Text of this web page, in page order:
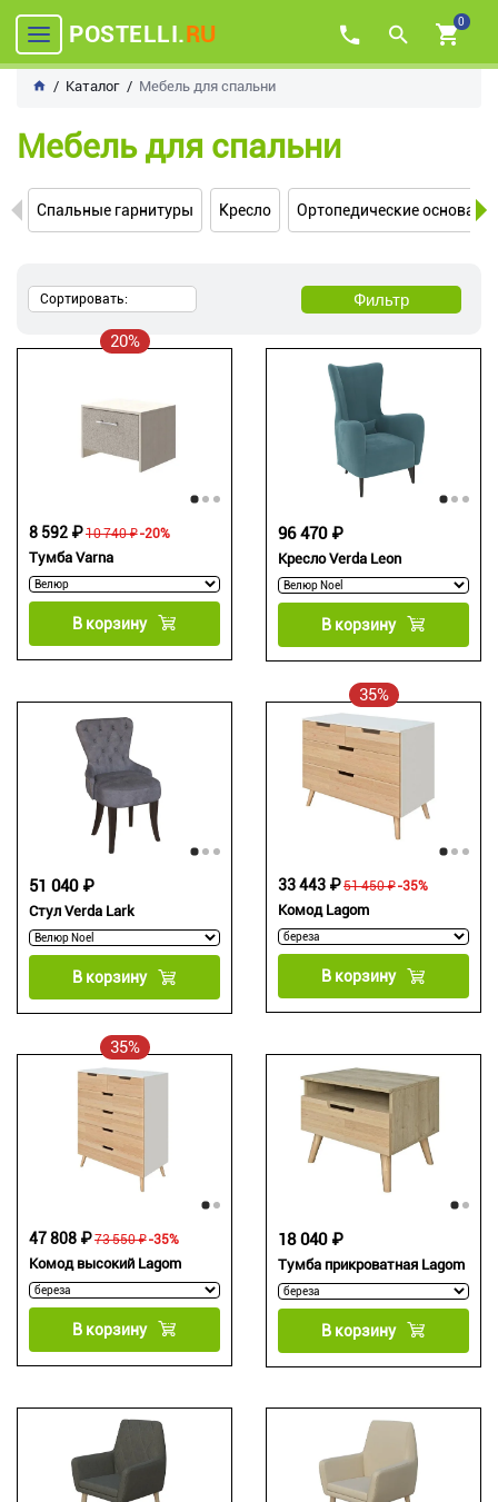
POSTELLI.RU 0
Каталог Мебель для спальни
Мебель для спальни
Спальные гарнитуры Кресло Ортопедические
Сортировать: Фильтр
20%
Тумба Varna
10 740 ₽
8 592 ₽ -20%
В корзину
Кресло Verda Leon
96 470 ₽
В корзину
Стул Verda Lark
51 040 ₽
В корзину
35%
Комод Lagom
51 450 ₽
33 443 ₽ -35%
В корзину
35%
Комод высокий Lagom
73 550 ₽
47 808 ₽ -35%
В корзину
Тумба прикроватная Lagom
18 040 ₽
В корзину